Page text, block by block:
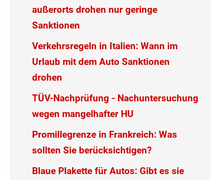
außerorts drohen nur geringe
Sanktionen
Verkehrsregeln in Italien: Wann im
Urlaub mit dem Auto Sanktionen
drohen
TÜV-Nachprüfung - Nachuntersuchung
wegen mangelhafter HU
Promillegrenze in Frankreich: Was
sollten Sie berücksichtigen?
Blaue Plakette für Autos: Gibt es sie